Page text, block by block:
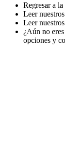
Regresar a la
Leer nuestros
Leer nuestros
¿Aún no
opciones y